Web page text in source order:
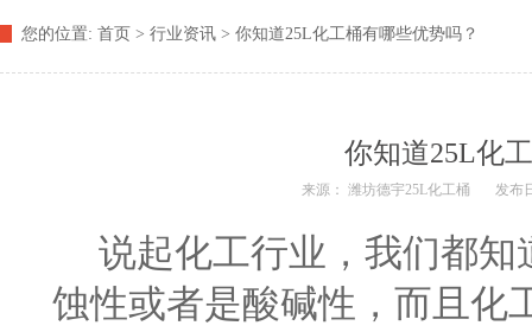
您的位置: 首页 > 行业资讯 > 你知道25L化工桶有哪些优势吗？
你知道25L化
来源： 潍坊德宇25L化工桶 发布
说起化工行业，我们都知
蚀性或者是酸碱性，而且化